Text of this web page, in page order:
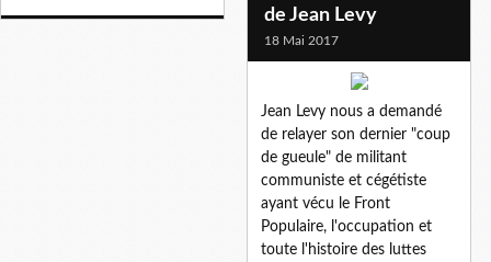
de Jean Levy
18 Mai 2017
Jean Levy nous a demandé
de relayer son dernier "coup
de gueule" de militant
communiste et cégétiste
ayant vécu le Front
Populaire, l'occupation et
toute l'histoire des luttes